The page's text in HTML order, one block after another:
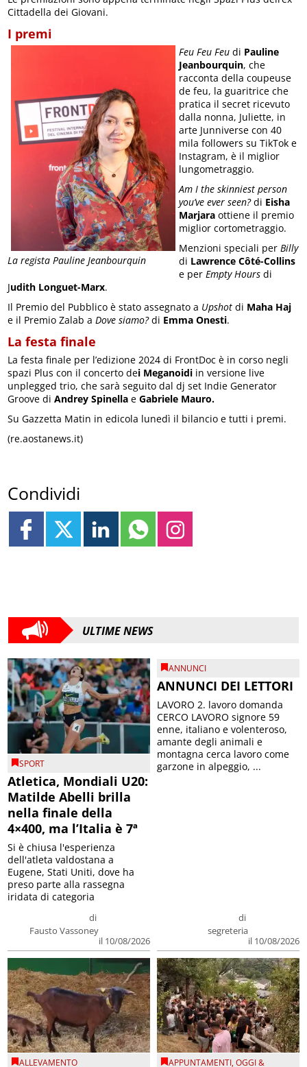
Cittadella dei Giovani.
I premi
La regista Pauline Jeanbourquin
Feu Feu Feu di Pauline
Jeanbourquin, che
racconta della coupeuse
de feu, la guaritrice che
pratica il secret ricevuto
dalla nonna, Juliette, in
arte Junniverse con 40
mila followers su TikTok e
Instagram, è il miglior
lungometraggio.
Am I the skinniest person
you’ve ever seen?di Eisha
Marjara ottiene il premio
miglior cortometraggio.
Menzioni speciali per Billy
di Lawrence Côté-Collins
e per Empty Hours di
Judith Longuet-Marx.
Il Premio del Pubblico è stato assegnato a Upshot di Maha Haj
e il Premio Zalab a Dove siamo?di Emma Onesti.
La festa finale
La festa finale per l’edizione 2024 di FrontDoc è in corso negli
spazi Plus con il concerto dei Meganoidi in versione live
unplegged trio, che sarà seguito dal dj set Indie Generator
Groove diAndrey Spinella eGabriele Mauro.
Su Gazzetta Matin in edicola lunedì il bilancio e tutti i premi.
(re.aostanews.it)
Condividi
ULTIME NEWS
SPORT
Atletica, Mondiali U20:
Matilde Abelli brilla
nella finale della
4×400, ma l’Italia è 7ª
di
Fausto Vassoney
il 10/08/2026
Si è chiusa l'esperienza
dell'atleta valdostana a
Eugene, Stati Uniti, dove ha
preso parte alla rassegna
iridata di categoria
ANNUNCI
ANNUNCI DEI LETTORI
di
segreteria
il 10/08/2026
LAVORO 2. lavoro domanda
CERCO LAVORO signore 59
enne, italiano e volenteroso,
amante degli animali e
montagna cerca lavoro come
garzone in alpeggio, ...
ALLEVAMENTO APPUNTAMENTI,OGGI &